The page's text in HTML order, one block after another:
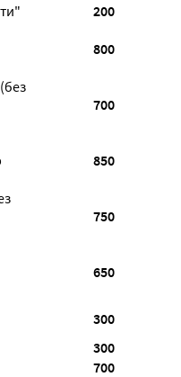
200
800
700
850
750
650
300
300
700